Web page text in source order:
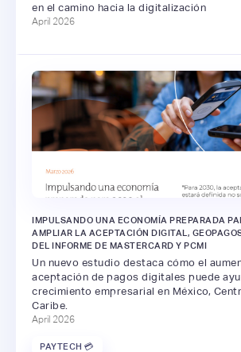
en el camino hacia la digitalización
April 2026
IMPULSANDO UNA ECONOMÍA PREPARADA
AMPLIAR LA ACEPTACIÓN DIGITAL,
DEL INFORME DE MASTERCARD Y PCMI
Un nuevo estudio destaca cómo el
aceptación de pagos digitales puede
crecimiento empresarial en México,
Caribe.
April 2026
PAYTECH 💳